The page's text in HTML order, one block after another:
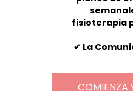
fisioterapia
✔ La
COMIENZA